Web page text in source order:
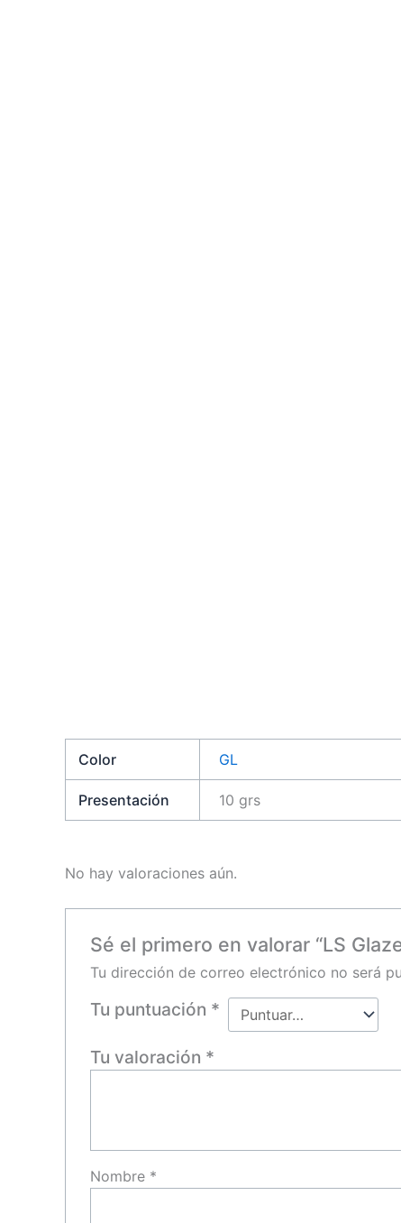
Color GL
Presentación 10 grs
No hay valoraciones aún.
Sé el primero en valorar “LS
Tu dirección de correo electrónico no será
Tu puntuación *
Tu valoración *
Nombre *